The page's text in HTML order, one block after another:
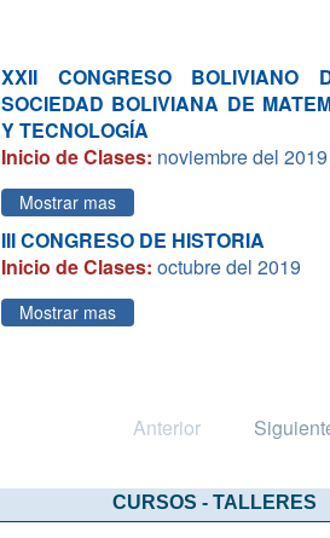
XXII CONGRESO BOLIVIANO
SOCIEDAD BOLIVIANA DE
Y TECNOLOGÍA
Inicio de Clases: noviembre del 2019
Mostrar mas
III CONGRESO DE HISTORIA
Inicio de Clases: octubre del 2019
Mostrar mas
Anterior
CURSOS - TALLERES